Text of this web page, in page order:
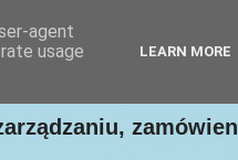
agent
usage
LEARN MORE